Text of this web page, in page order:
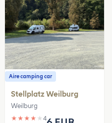
Aire camping car
Stellplatz Weilburg
Weilburg
★ ★ ★ ★ ★ 4